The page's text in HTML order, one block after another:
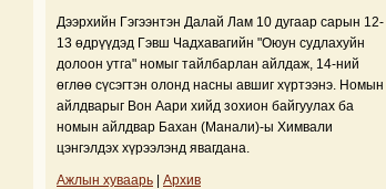
Дээрхийн Гэгээнтэн Далай Лам 10 дугаар сарын 12-
13 өдрүүдэд Гэвш Чадхавагийн "Оюун судлахуйн
долоон утга" номыг тайлбарлан айлдаж, 14-ний
өглөө сүсэгтэн олонд насны авшиг хүртээнэ. Номын
айлдварыг Вон Аари хийд зохион байгуулах ба
номын айлдвар Бахан (Манали)-ы Химвали
цэнгэлдэх хүрээлэнд явагдана.
Ажлын хуваарь Архив